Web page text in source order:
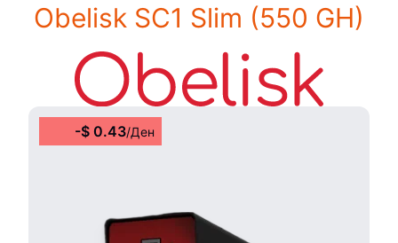
Obelisk SC1 Slim (550 GH)
-$ 0.43/Ден